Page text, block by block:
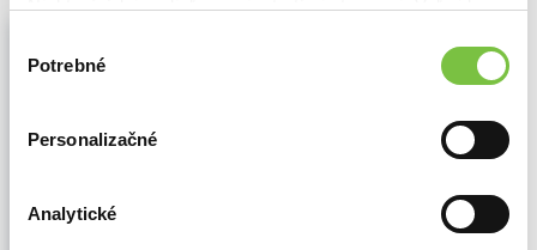
Niektoré údaje zdieľame aj s tretími stranami. Veľmi by
cookies.
súhlasu
Potrebné
Personalizačné
Analytické
Simon & Schuster
"Castrillon offers riotous sprouting life
through soft forms, stylized shapes, and
"Lovely...delightful." -School Library